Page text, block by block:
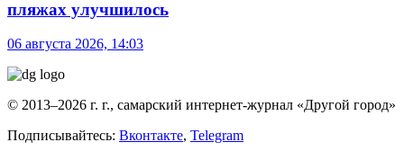
пляжах улучшилось
06 августа 2026, 14:03
© 2013–2026 г. г., самарский интернет-журнал «Другой город»
Подписывайтесь: Вконтакте, Telegram